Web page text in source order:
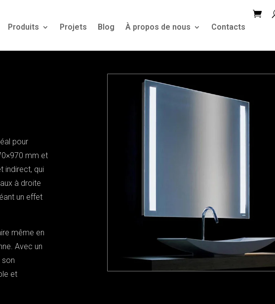
Produits Projets Blog À propos de nous Contacts

pour
mm et
indirect, qui
à droite
un effet
même en
Avec un
son
et